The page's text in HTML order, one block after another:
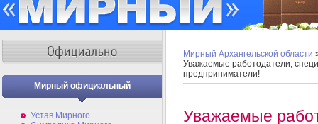
Мирный официальный
Устав Мирного
Мирный Архангельской области
Уважаемые работодатели,
предприниматели!
Уважаемые